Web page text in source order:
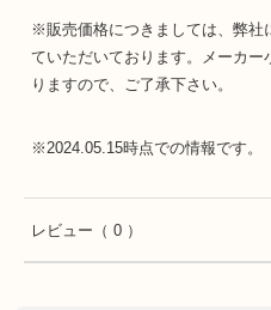
※販売価格につきましては、弊社
ていただいております。メーカー
りますので、ご了承下さい。
※2024.05.15時点での情報です。
レビュー （ 0 ）